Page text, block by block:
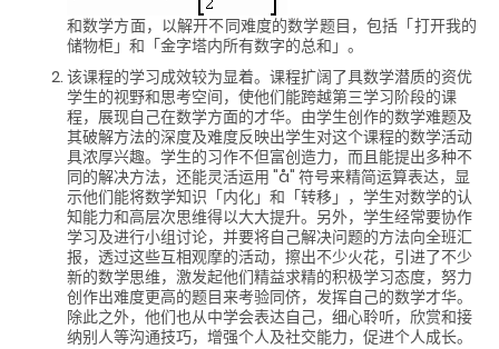
和数学方面，以解开不同难度的数学题目，包括「打开我的
储物柜」和「金字塔内所有数字的总和」。
该课程的学习成效较为显着。课程扩阔了具数学潜质的资优
学生的视野和思考空间，使他们能跨越第三学习阶段的课
程，展现自己在数学方面的才华。由学生创作的数学难题及
其破解方法的深度及难度反映出学生对这个课程的数学活动
具浓厚兴趣。学生的习作不但富创造力，而且能提出多种不
同的解决方法，还能灵活运用 "å" 符号来精简运算表达，显
示他们能将数学知识「内化」和「转移」，学生对数学的认
知能力和高层次思维得以大大提升。另外，学生经常要协作
学习及进行小组讨论，并要将自己解决问题的方法向全班汇
报，透过这些互相观摩的活动，擦出不少火花，引进了不少
新的数学思维，激发起他们精益求精的积极学习态度，努力
创作出难度更高的题目来考验同侪，发挥自己的数学才华。
除此之外，他们也从中学会表达自己，细心聆听，欣赏和接
纳别人等沟通技巧，增强个人及社交能力，促进个人成长。